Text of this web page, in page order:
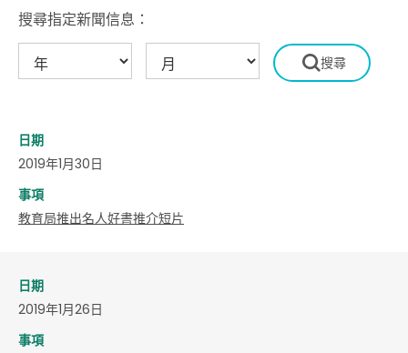
搜尋指定新聞信息：
日期
2019年1月30日
事項
教育局推出名人好書推介短片
日期
2019年1月26日
事項